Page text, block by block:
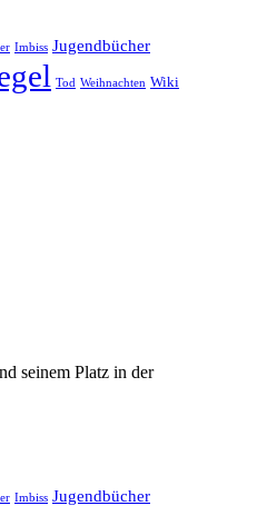
Imbiss Jugendbücher
Tod Weihnachten Wiki
seinem Platz in der
Imbiss Jugendbücher